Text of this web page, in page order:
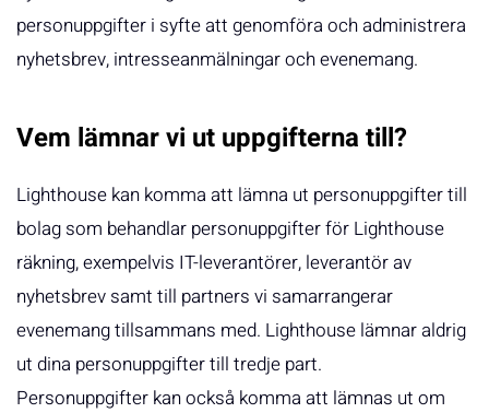
personuppgifter i syfte att genomföra och administrera
nyhetsbrev, intresseanmälningar och evenemang.
Vem lämnar vi ut uppgifterna till?
Lighthouse kan komma att lämna ut personuppgifter till
bolag som behandlar personuppgifter för Lighthouse
räkning, exempelvis IT-leverantörer, leverantör av
nyhetsbrev samt till partners vi samarrangerar
evenemang tillsammans med. Lighthouse lämnar aldrig
ut dina personuppgifter till tredje part.
Personuppgifter kan också komma att lämnas ut om